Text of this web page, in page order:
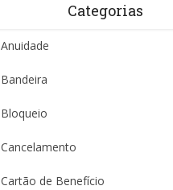
Categorias
Anuidade
Bandeira
Bloqueio
Cancelamento
Cartão de Benefício